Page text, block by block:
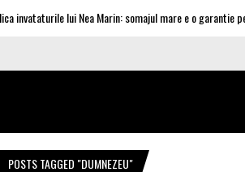
invataturile lui Nea Marin: somajul mare e o garantie
POSTS TAGGED "DUMNEZEU"